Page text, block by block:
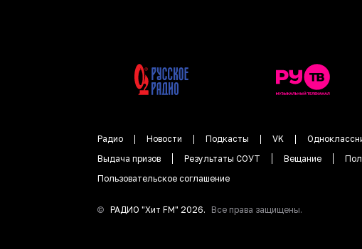
Радио Новости Подкасты VK
Выдача призов
Результаты СОУТ Вещание
Пользовательское соглашение
© РАДИО "Хит FM" 2026. Все права защищены.